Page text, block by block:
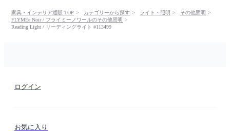
家具・インテリア通販 TOP カテゴリーから探す ライト・照明
その他照明
FLYMEe Noir / フライミーノワールのその他照明
Reading Light / リーディングライト #113499
ログイン
お気に入り